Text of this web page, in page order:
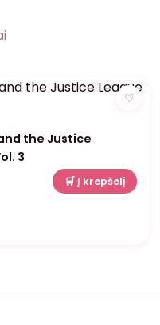
♡
the Justice
3
🛒 Į krepšelį